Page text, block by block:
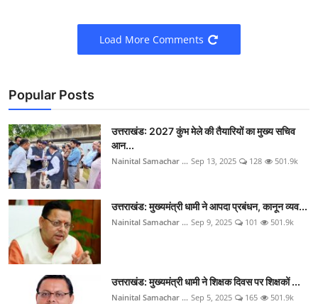
Load More Comments
Popular Posts
उत्तराखंड: 2027 कुंभ मेले की तैयारियों का मुख्य सचिव
आन...
Nainital Samachar ... Sep 13, 2025 128 501.9k
उत्तराखंड: मुख्यमंत्री धामी ने आपदा प्रबंधन, कानून व्यव...
Nainital Samachar ... Sep 9, 2025 101 501.9k
उत्तराखंड: मुख्यमंत्री धामी ने शिक्षक दिवस पर शिक्षकों ...
Nainital Samachar ... Sep 5, 2025 165 501.9k